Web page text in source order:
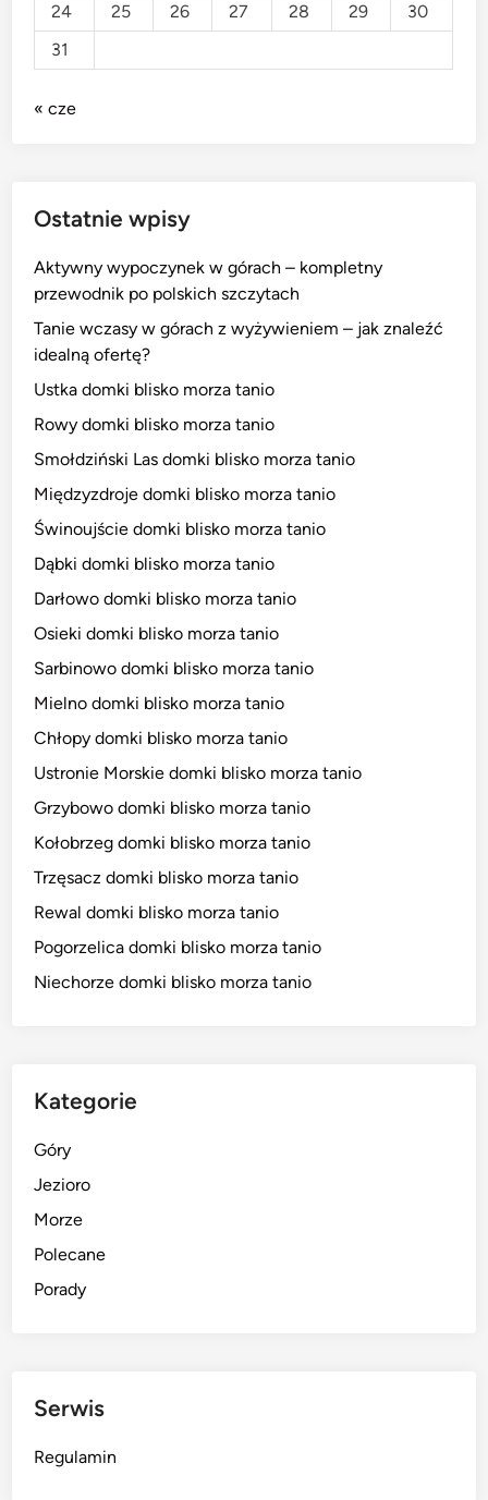
24
25 26 27 28 29
30
31
« cze
Ostatnie wpisy
Aktywny wypoczynek w górach – kompletny
przewodnik po polskich szczytach
Tanie wczasy w górach z wyżywieniem – jak znaleźć
idealną ofertę?
Ustka domki blisko morza tanio
Rowy domki blisko morza tanio
Smołdziński Las domki blisko morza tanio
Międzyzdroje domki blisko morza tanio
Świnoujście domki blisko morza tanio
Dąbki domki blisko morza tanio
Darłowo domki blisko morza tanio
Osieki domki blisko morza tanio
Sarbinowo domki blisko morza tanio
Mielno domki blisko morza tanio
Chłopy domki blisko morza tanio
Ustronie Morskie domki blisko morza tanio
Grzybowo domki blisko morza tanio
Kołobrzeg domki blisko morza tanio
Trzęsacz domki blisko morza tanio
Rewal domki blisko morza tanio
Pogorzelica domki blisko morza tanio
Niechorze domki blisko morza tanio
Kategorie
Góry
Jezioro
Morze
Polecane
Porady
Serwis
Regulamin